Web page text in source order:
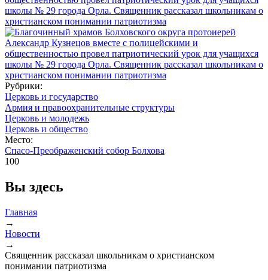
Рубрики:
Церковь и государство
Армия и правоохранительные структуры
Церковь и молодежь
Церковь и общество
Место:
Спасо-Преображенский собор Болхова
100
Вы здесь
Главная
→
Новости
→
Священник рассказал школьникам о христианском
понимании патриотизма